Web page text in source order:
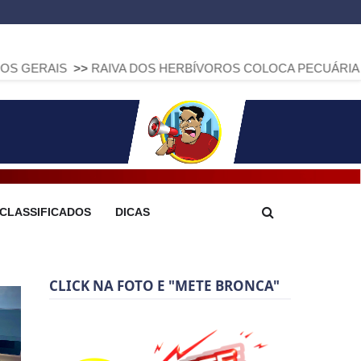
RAIVA DOS HERBÍVOROS COLOCA PECUÁRIA EM ALERTA:
CLASSIFICADOS DICAS
CLICK NA FOTO E "METE BRONCA"